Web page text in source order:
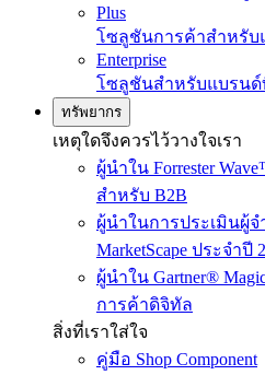
Plus
โซลูชันการค้าสำหรับ
Enterprise
โซลูชันสำหรับแบรน
ทรัพยากร
เหตุใดจึงควรไว้วางใจเรา
ผู้นำใน Forrester
สำหรับ B2B
ผู้นำในการประเมินผู้จ
MarketScape ประจำปี
ผู้นำใน Gartner®
การค้าดิจิทัล
สิ่งที่เราใส่ใจ
คู่มือ Shop Component